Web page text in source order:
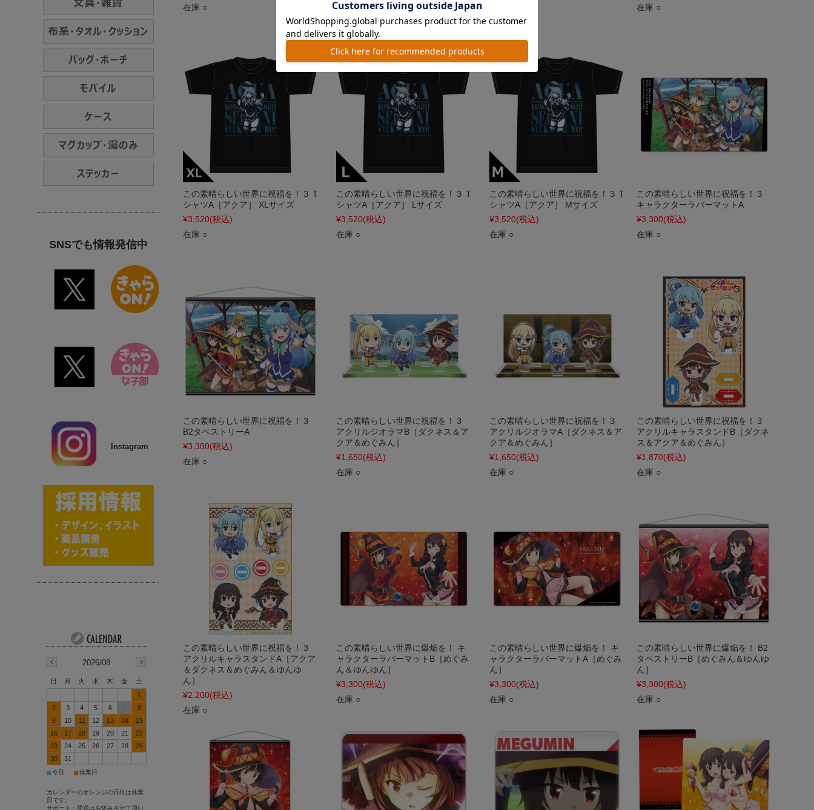
在庫 ○
在庫 ○
在庫 ○
この素晴らしい世界に祝福を！３ T
シャツA［アクア］ XLサイズ
¥3,520(税込)
在庫 ○
この素晴らしい世界に祝福を！３ T
シャツA［アクア］ Lサイズ
¥3,520(税込)
在庫 ○
この素晴らしい世界に祝福を！３ T
シャツA［アクア］ Mサイズ
¥3,520(税込)
在庫 ○
この素晴らしい世界に祝福を！３
キャラクターラバーマットA
¥3,300(税込)
在庫 ○
この素晴らしい世界に祝福を！３
B2タペストリーA
¥3,300(税込)
在庫 ○
この素晴らしい世界に祝福を！３
アクリルジオラマB［ダクネス＆ア
クア＆めぐみん］
¥1,650(税込)
在庫 ○
この素晴らしい世界に祝福を！３
アクリルジオラマA［ダクネス＆ア
クア＆めぐみん］
¥1,650(税込)
在庫 ○
この素晴らしい世界に祝福を！３
アクリルキャラスタンドB［ダクネ
ス＆アクア＆めぐみん］
¥1,870(税込)
在庫 ○
この素晴らしい世界に祝福を！３
アクリルキャラスタンドA［アクア
＆ダクネス＆めぐみん＆ゆんゆ
ん］
¥2,200(税込)
在庫 ○
この素晴らしい世界に爆焔を！ キ
ャラクターラバーマットB［めぐみ
ん＆ゆんゆん］
¥3,300(税込)
在庫 ○
この素晴らしい世界に爆焔を！ キ
ャラクターラバーマットA［めぐみ
ん］
¥3,300(税込)
在庫 ○
この素晴らしい世界に爆焔を！ B2
タペストリーB［めぐみん＆ゆんゆ
ん］
¥3,300(税込)
在庫 ○
SNSでも情報発信中
Instagram
2026/08
日 月 火 水 木 金
土
1
2
3 4 5 6 7
8
9
10 11 12 13 14
15
16
17 18 19 20 21
22
23
24 25 26 27 28
29
30
31
■今日 ■休業日
カレンダーのオレンジの日付は休業
日です。
サポート・発送はお休みさせて頂い